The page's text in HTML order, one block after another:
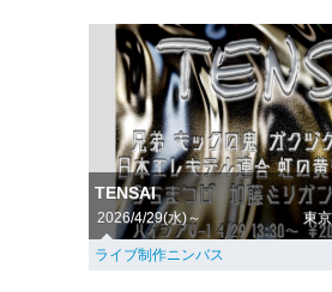
TENSAI
2026/4/29(水)～ 東
ライブ制作ニンバス